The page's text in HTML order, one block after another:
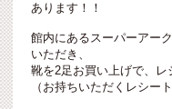
あります！！
館内にあるスーパーアー
いただき、
靴を2足お買い上げで、レ
（お持ちいただくレシー